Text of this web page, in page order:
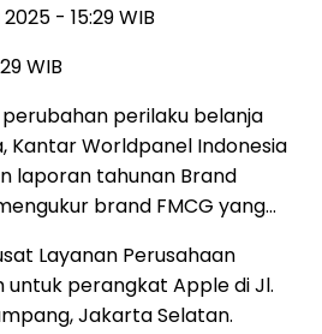
- 15:29 WIB
WIB
perilaku belanja
Kantar Worldpanel Indonesia
laporan tahunan Brand
brand FMCG yang…